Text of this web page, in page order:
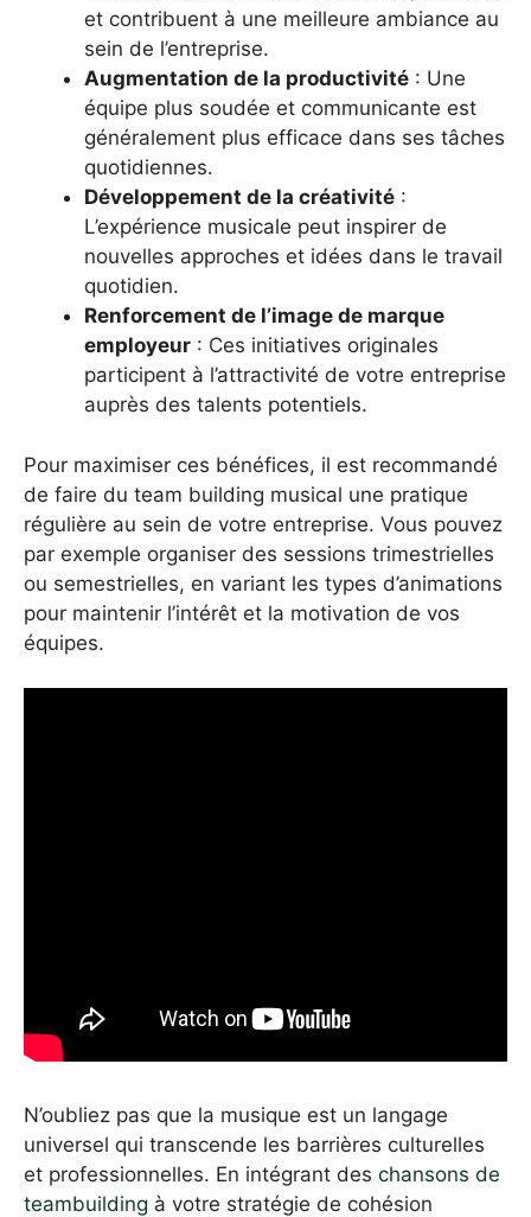
et contribuent à une meilleure ambiance au
sein de l’entreprise.
Augmentation de la productivité : Une
équipe plus soudée et communicante est
généralement plus efficace dans ses tâches
quotidiennes.
Développement de la créativité :
L’expérience musicale peut inspirer de
nouvelles approches et idées dans le travail
quotidien.
Renforcement de l’image de marque
employeur : Ces initiatives originales
participent à l’attractivité de votre entreprise
auprès des talents potentiels.
Pour maximiser ces bénéfices, il est recommandé
de faire du team building musical une pratique
régulière au sein de votre entreprise. Vous pouvez
par exemple organiser des sessions trimestrielles
ou semestrielles, en variant les types d’animations
pour maintenir l’intérêt et la motivation de vos
équipes.
N’oubliez pas que la musique est un langage
universel qui transcende les barrières culturelles
et professionnelles. En intégrant des chansons de
teambuilding à votre stratégie de cohésion